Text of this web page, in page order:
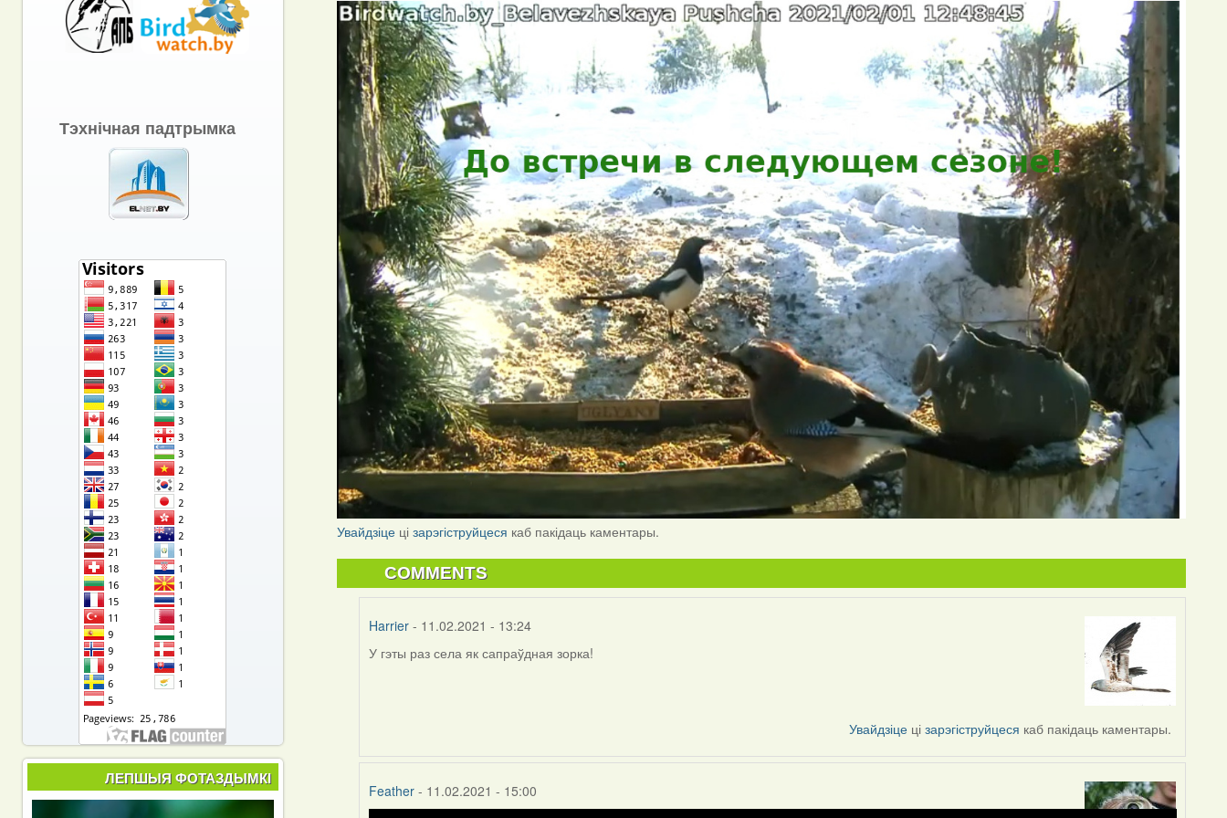
Увайдзіце цізарэгіструйцеся каб пакідаць каментары.
COMMENTS
Harrier- 11.02.2021 - 13:24
In
У гэты раз села як сапраўдная зорка!
Увайдзіце цізарэгіструйцеся каб пакідаць каментары.
Feather- 11.02.2021 - 15:00
Тэхнічная падтрымка
ЛЕПШЫЯ ФОТАЗДЫМКІ